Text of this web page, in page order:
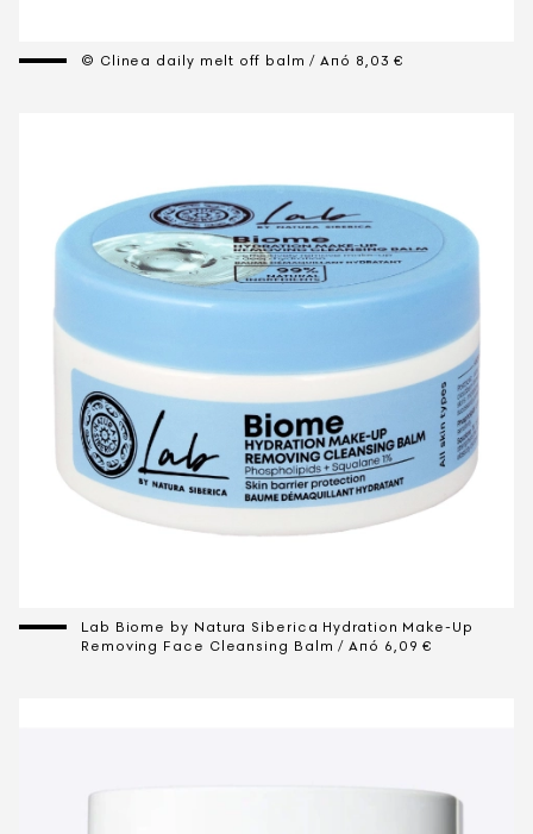
© Clinea daily melt off balm / Aπό 8,03 €
Lab Biome by Natura Siberica Hydration Make-Up
Removing Face Cleansing Balm / Aπό 6,09 €